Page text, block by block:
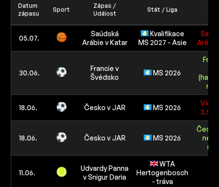
Datum
zápasu
Sport
Zápas /
Událost
Stát / Liga
05.07.
Saúdská
Arábie v Katar
Kvalifikace
MS 2027 - Asie
30.06.
Francie v
Švédsko
MS 2026
18.06. Česko v JAR MS 2026
Více
3.5
18.06. Česko v JAR MS 2026
než
11.06.
Udvardy Panna
v Snigur Daria
WTA
Hertogenbosch
- tráva